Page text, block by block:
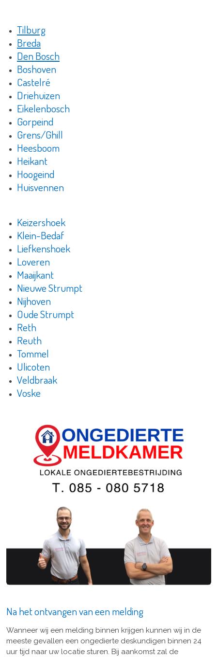
Tilburg
Breda
Den Bosch
Boshoven
Castelré
Driehuizen
Eikelenbosch
Gorpeind
Grens/Ghill
Heesboom
Heikant
Hoogeind
Huisvennen
Keizershoek
Klein-Bedaf
Liefkenshoek
Loveren
Maaijkant
Nieuwe Strumpt
Nijhoven
Oude Strumpt
Reth
Reuth
Tommel
Ulicoten
Veldbraak
Voske
Na het ontvangen van een melding
Wanneer wij een melding binnen krijgen kunnen wij in de
meeste gevallen een ongedierte deskundigen binnen 24
uur tijd naar uw locatie sturen. Bij aankomst zal de